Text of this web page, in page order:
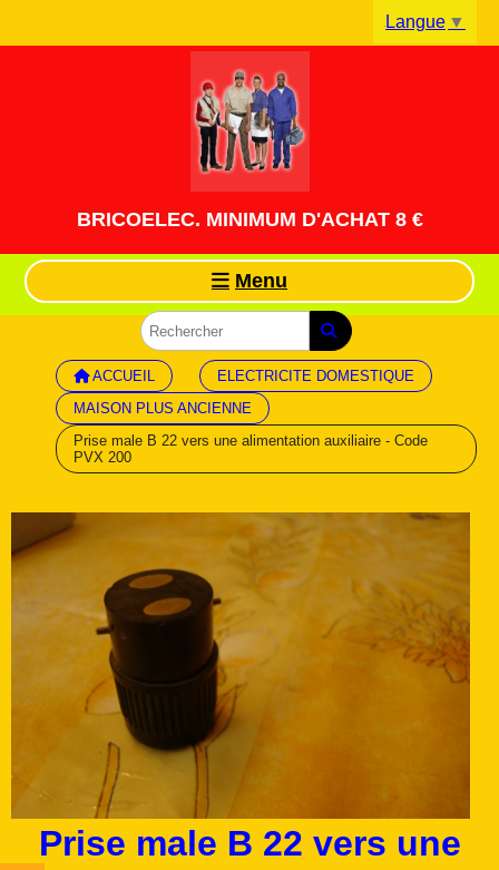
BRICOELEC. MINIMUM D'ACHAT 8 €
Menu
ACCUEIL
ELECTRICITE DOMESTIQUE
MAISON PLUS ANCIENNE
Prise male B 22 vers une alimentation auxiliaire - Code
PVX 200
Prise male B 22 vers une
Langue ▼